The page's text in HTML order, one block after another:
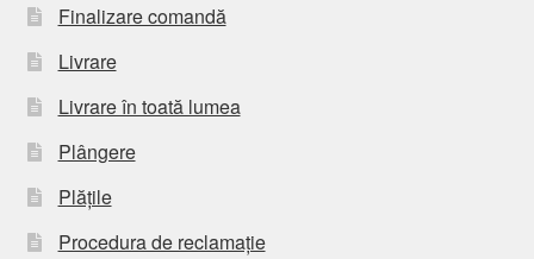
Finalizare comandă
Livrare
Livrare în toată lumea
Plângere
Plățile
Procedura de reclamație